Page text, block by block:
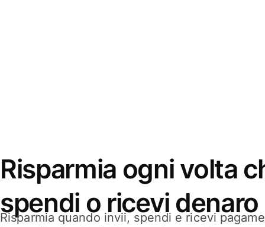
Risparmia ogni volta
spendi o ricevi denaro
Risparmia quando invii, spendi e ricevi